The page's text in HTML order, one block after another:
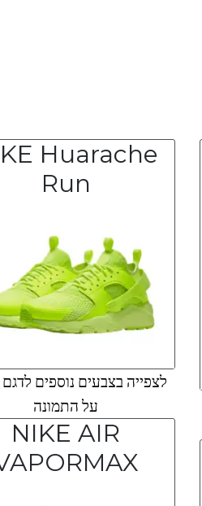
Huarache
Run
לצפייה בצבעים נוספים
על התמונה
NIKE AIR